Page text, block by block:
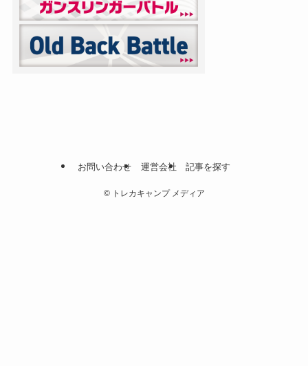
お問い合わせ 運営会社 記事を探す
©トレカキャンプ メディア